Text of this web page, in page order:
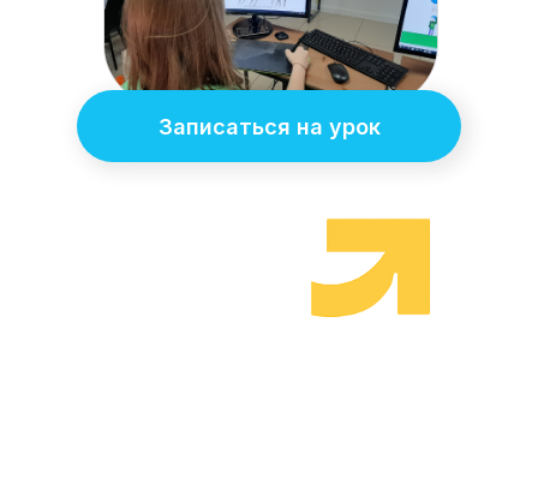
Записаться на урок